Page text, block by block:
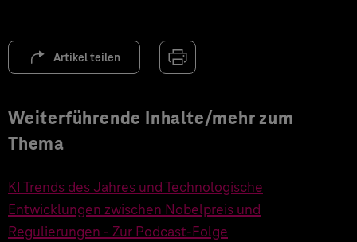
Artikel teilen
Weiterführende Inhalte/mehr zum
Thema
KI Trends des Jahres und Technologische
Entwicklungen zwischen Nobelpreis und
Regulierungen - Zur Podcast-Folge